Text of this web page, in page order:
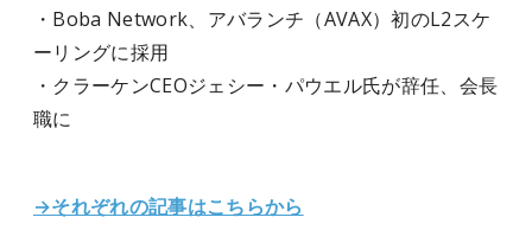
・Boba Network、アバランチ（AVAX）初のL2スケ
ーリングに採用
・クラーケンCEOジェシー・パウエル氏が辞任、会長
職に
→それぞれの記事はこちらから